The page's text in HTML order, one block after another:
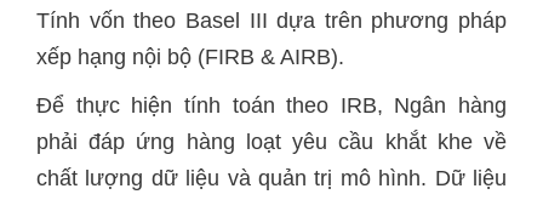
Tính vốn theo Basel III dựa trên phương pháp
xếp hạng nội bộ (FIRB & AIRB).
Để thực hiện tính toán theo IRB, Ngân hàng
phải đáp ứng hàng loạt yêu cầu khắt khe về
chất lượng dữ liệu và quản trị mô hình. Dữ liệu